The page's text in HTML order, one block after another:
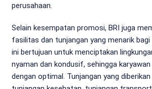
perusahaan.
Selain kesempatan promosi, BRI juga
fasilitas dan tunjangan yang menarik bagi
ini bertujuan untuk menciptakan
nyaman dan kondusif, sehingga
dengan optimal. Tunjangan yang